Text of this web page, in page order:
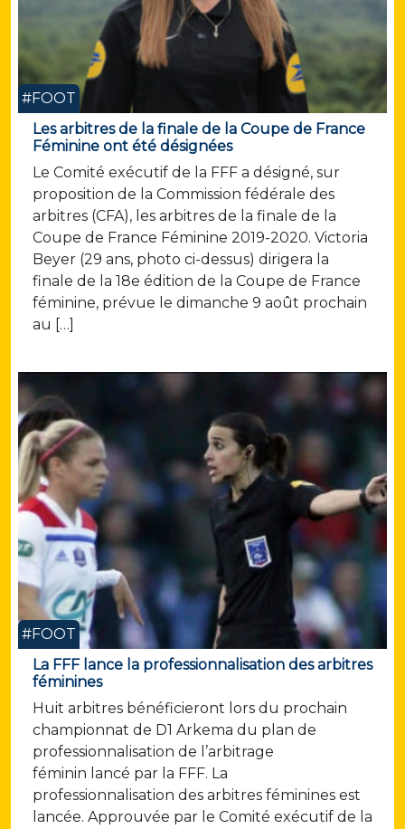
#FOOT
Les arbitres de la finale de la Coupe de France
Féminine ont été désignées
Le Comité exécutif de la FFF a désigné, sur
proposition de la Commission fédérale des
arbitres (CFA), les arbitres de la finale de la
Coupe de France Féminine 2019-2020. Victoria
Beyer (29 ans, photo ci-dessus) dirigera la
finale de la 18e édition de la Coupe de France
féminine, prévue le dimanche 9 août prochain
au […]
#FOOT
La FFF lance la professionnalisation des arbitres
féminines
Huit arbitres bénéficieront lors du prochain
championnat de D1 Arkema du plan de
professionnalisation de l’arbitrage
féminin lancé par la FFF. La
professionnalisation des arbitres féminines est
lancée. Approuvée par le Comité exécutif de la